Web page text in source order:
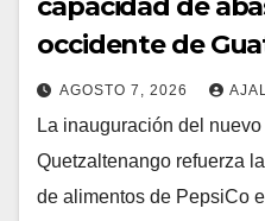
capacidad de
occidente de
AGOSTO 7, 2026
La inauguración del
Quetzaltenango refuerza
de alimentos de PepsiCo